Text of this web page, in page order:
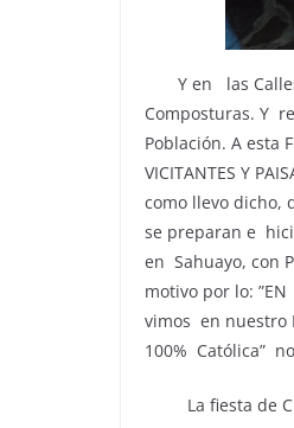
Y en las Calles
Composturas. Y
Población. A esta
VICITANTES Y
como llevo dicho,
se preparan e
en Sahuayo, con
motivo por lo: ”EN
vimos en nuestro
100% Católica”
La fiesta de